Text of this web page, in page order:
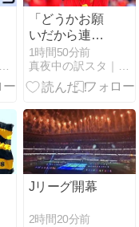
「どうかお願
いだから連れ
てって」！バ
ルサFWフェ
ラン・トーレ
合意に現地サ
ポから歓迎の
声が殺到！
【海外の反
応】
1時間50分前
Jリーグ開幕
2時間20分前